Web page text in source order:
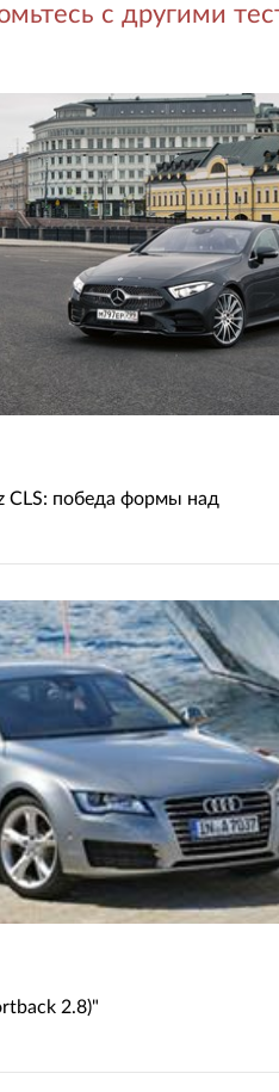
с другими
CLS: победа формы над
2.8)"